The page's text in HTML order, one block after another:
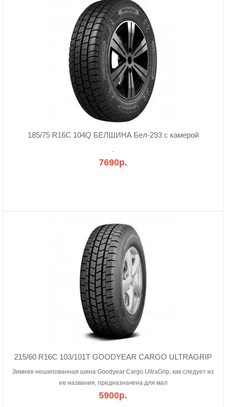
185/75 R16C 104Q БЕЛШИНА Бел-293 с камерой
..
7690р.
215/60 R16C 103/101T GOODYEAR CARGO ULTRAGRIP
Зимняя нешипованная шина Goodyear Cargo UltraGrip, как следует из
ее названия, предназначена для мал
5900р.